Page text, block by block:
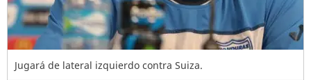
Jugará de lateral izquierdo contra Suiza.